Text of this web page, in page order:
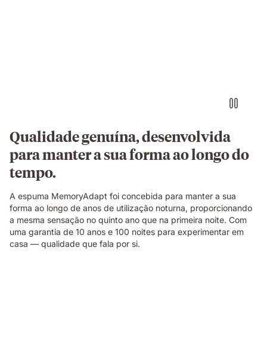
Qualidade genuína, desenvolvida
para manter a sua forma ao longo do
tempo.
A espuma MemoryAdapt foi concebida para manter a sua
forma ao longo de anos de utilização noturna, proporcionando
a mesma sensação no quinto ano que na primeira noite. Com
uma garantia de 10 anos e 100 noites para experimentar em
casa — qualidade que fala por si.